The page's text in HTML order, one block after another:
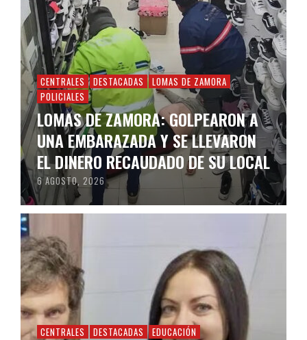
CENTRALES DESTACADAS
LOMAS DE ZAMORA
POLICIALES
LOMAS DE ZAMORA: GOLPEARON A
UNA EMBARAZADA Y SE LLEVARON
EL DINERO RECAUDADO DE SU LOCAL
6 AGOSTO, 2026
CENTRALES DESTACADAS EDUCACIÓN